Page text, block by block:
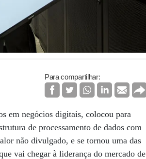
Para compartilhar:
em negócios digitais, colocou para
de processamento de dados com
não divulgado, e se tornou uma das
vai chegar à liderança do mercado de